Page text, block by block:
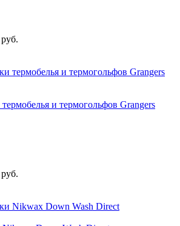
и термогольфов Grangers